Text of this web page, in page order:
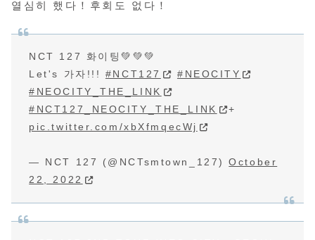
열심히 했다！후회도 없다！
NCT 127 화이팅💚💚💚
Let's 가자!!! #NCT127
#NEOCITY
#NEOCITY_THE_LINK
#NCT127_NEOCITY_THE_LINK
+
pic.twitter.com/xbXfmqecWj
— NCT 127 (@NCTsmtown_127)October
22, 2022